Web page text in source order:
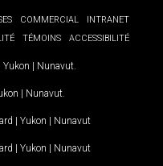
COMMERCIAL
INTRANET
TÉMOINS ACCESSIBILITÉ
Yukon | Nunavut
| Nunavut
| Yukon | Nunavut
| Yukon | Nunavut